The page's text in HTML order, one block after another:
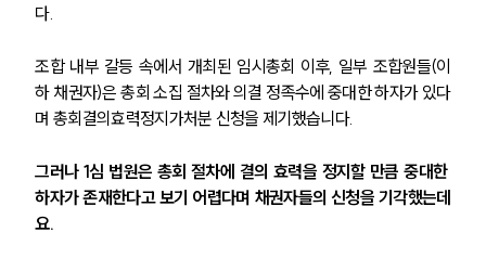
다.
조합 내부 갈등 속에서 개최된 임시총회 이후, 일부 조합원들(이
하 채권자)은 총회 소집 절차와 의결 정족수에 중대한 하자가 있다
며 총회결의효력정지가처분 신청을 제기했습니다.
그러나 1심 법원은 총회 절차에 결의 효력을 정지할 만큼 중대한
하자가 존재한다고 보기 어렵다며 채권자들의 신청을 기각했는데
요.